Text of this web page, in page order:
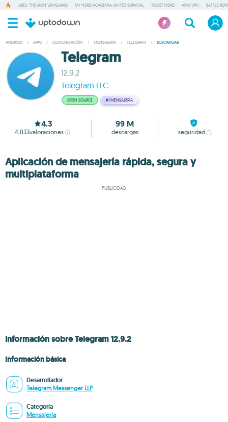
ARES: THE IRON VANGUARD MY HERO ACADEMIA UNITED SURVIVAL TICKET HERO APPS VPN BATTLE
ANDROID / APPS / COMUNICACIÓN / MENSAJERÍA / TELEGRAM / DESCARGAR
Telegram
12.9.2
Telegram LLC
OPEN SOURCE #1 MENSAJERÍA
4.3
4,033valoraciones
99 M
descargas seguridad
Aplicación de mensajería rápida, segura y
multiplataforma
PUBLICIDAD
Información sobre Telegram 12.9.2
Información básica
Desarrollador
Telegram Messenger LLP
Categoría
Mensajería